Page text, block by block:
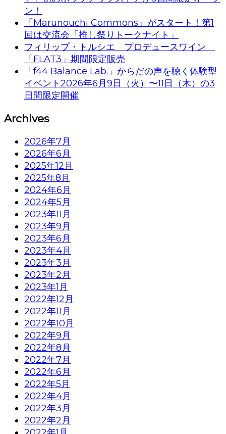
ン！
「Marunouchi Commons」がスタート！第1
回は交流会「推し祭りトークナイト」
フィリップ・トルシエ プロデュースワイン
「FLAT3」期間限定販売
「f44 Balance Lab.」からだの声を聴く体験型
イベント2026年6月9日（火）〜11日（木）の3
日間限定開催
Archives
2026年7月
2026年6月
2025年12月
2025年8月
2024年6月
2024年5月
2023年11月
2023年9月
2023年6月
2023年4月
2023年3月
2023年2月
2023年1月
2022年12月
2022年11月
2022年10月
2022年9月
2022年8月
2022年7月
2022年6月
2022年5月
2022年4月
2022年3月
2022年2月